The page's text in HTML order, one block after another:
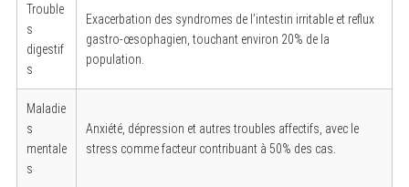
Trouble
s
digestif
s
Exacerbation des syndromes de l’intestin irritable et reflux
gastro-œsophagien, touchant environ 20% de la
population.
Maladie
s
mentale
s
Anxiété, dépression et autres troubles affectifs, avec le
stress comme facteur contribuant à 50% des cas.